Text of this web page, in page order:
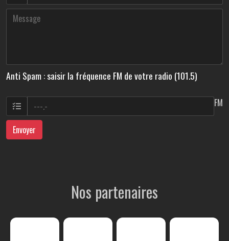
Anti Spam : saisir la fréquence FM de votre radio (101.5)
FM
Envoyer
Nos partenaires